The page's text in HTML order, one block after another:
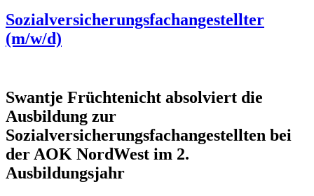
Sozialversicherungsfachangestellter
(m/w/d)
Swantje Früchtenicht absolviert die
Ausbildung zur
Sozialversicherungsfachangestellten bei
der AOK NordWest im 2.
Ausbildungsjahr